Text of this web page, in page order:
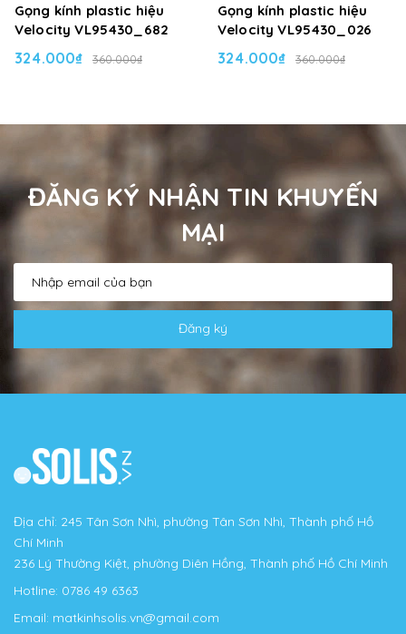
Gọng kính plastic hiệu
Velocity VL95430_682
324.000₫ 360.000₫
Gọng kính plastic hiệu
Velocity VL95430_026
324.000₫ 360.000₫
ĐĂNG KÝ NHẬN TIN KHUYẾN
MẠI
Đăng ký
Địa chỉ: 245 Tân Sơn Nhì, phường Tân Sơn Nhì, Thành phố Hồ
Chí Minh
236 Lý Thường Kiệt, phường Diên Hồng, Thành phố Hồ Chí Minh
Hotline: 0786 49 6363
Email: matkinhsolis.vn@gmail.com